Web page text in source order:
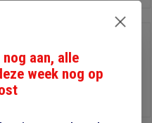
lijm, per
aan, alle
week nog op